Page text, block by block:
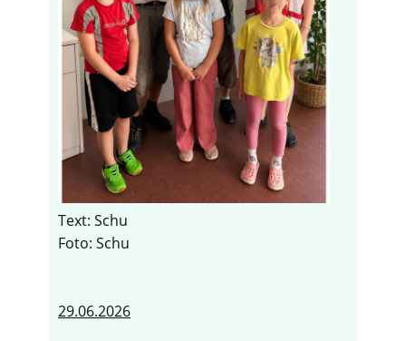
Text: Schu
Foto: Schu
29.06.2026